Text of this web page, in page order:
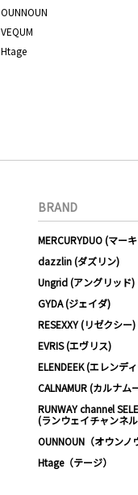
OUNNOUN
VEQUM
Htage
BRAND
MERCURYDUO (マー
dazzlin (ダズリン)
Ungrid (アングリッド)
GYDA (ジェイダ)
RESEXXY (リゼクシー)
EVRIS (エヴリス)
ELENDEEK (エレンデ
CALNAMUR (カルナム
RUNWAY channel
(ランウェイチャンネ
OUNNOUN（オウンノ
Htage（テージ）